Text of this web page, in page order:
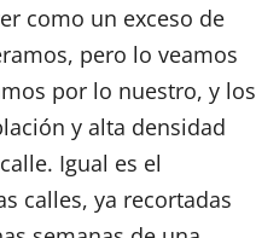
como un exceso de
pero lo veamos
por lo nuestro, y los
y alta densidad
Igual es el
calles, ya recortadas